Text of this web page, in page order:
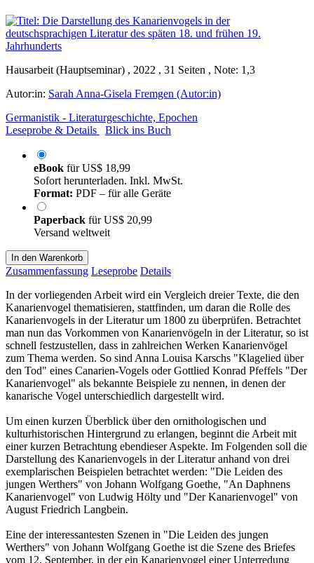
Hausarbeit (Hauptseminar) , 2022 , 31 Seiten , Note: 1,3
Autor:in: Sarah Anna-Gisela Fremgen (Autor:in)
Germanistik - Literaturgeschichte, Epochen
Leseprobe & Details
Blick ins Buch
eBook fürUS$ 18,99
Sofort herunterladen. Inkl. MwSt.
Format: PDF – für alle Geräte
Paperback fürUS$ 20,99
Versand weltweit
In den Warenkorb
Zusammenfassung Leseprobe Details
In der vorliegenden Arbeit wird ein Vergleich dreier Texte, die den
Kanarienvogel thematisieren, stattfinden, um daran die Rolle des
Kanarienvogels in der Literatur um 1800 zu überprüfen. Betrachtet
man nun das Vorkommen von Kanarienvögeln in der Literatur, so ist
schnell festzustellen, dass in zahlreichen Werken Kanarienvögel
zum Thema werden. So sind Anna Louisa Karschs "Klagelied über
den Tod" eines Canarien-Vogels oder Gottlied Konrad Pfeffels "Der
Kanarienvogel" als bekannte Beispiele zu nennen, in denen der
kanarische Vogel unterschiedlich dargestellt wird.
Um einen kurzen Überblick über den ornithologischen und
kulturhistorischen Hintergrund zu erlangen, beginnt die Arbeit mit
einer kurzen Betrachtung ebendieser Aspekte. Im Folgenden soll die
Darstellung des Kanarienvogels in der Literatur anhand von drei
exemplarischen Beispielen betrachtet werden: "Die Leiden des
jungen Werthers" von Johann Wolfgang Goethe, "An Daphnens
Kanarienvogel" von Ludwig Hölty und "Der Kanarienvogel" von
August Friedrich Langbein.
Eine der interessantesten Szenen in "Die Leiden des jungen
Werthers" von Johann Wolfgang Goethe ist die Szene des Briefes
vom 12. September, in der ein Kanarienvogel einer Unterredung